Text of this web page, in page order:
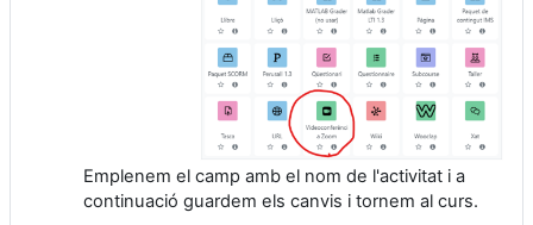
Emplenem el camp amb el nom de l'activitat i a
continuació guardem els canvis i tornem al curs.